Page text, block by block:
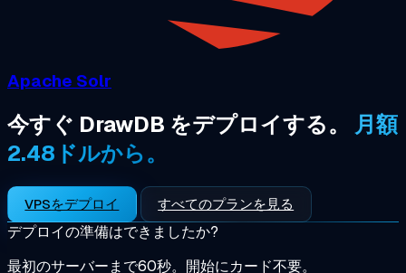
Apache Solr
今すぐ DrawDB をデプロイする。 月額
2.48ドルから。
VPSをデプロイ すべてのプランを見る
デプロイの準備はできましたか?
最初のサーバーまで60秒。開始にカード不要。